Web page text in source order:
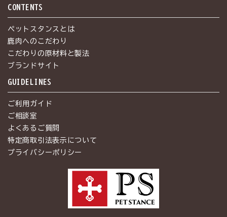
CONTENTS
ペットスタンスとは
鹿肉へのこだわり
こだわりの原材料と製法
ブランドサイト
GUIDELINES
ご利用ガイド
ご相談室
よくあるご質問
特定商取引法表示について
プライバシーポリシー